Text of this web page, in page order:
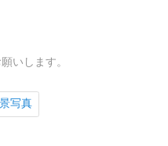
いします。
写真